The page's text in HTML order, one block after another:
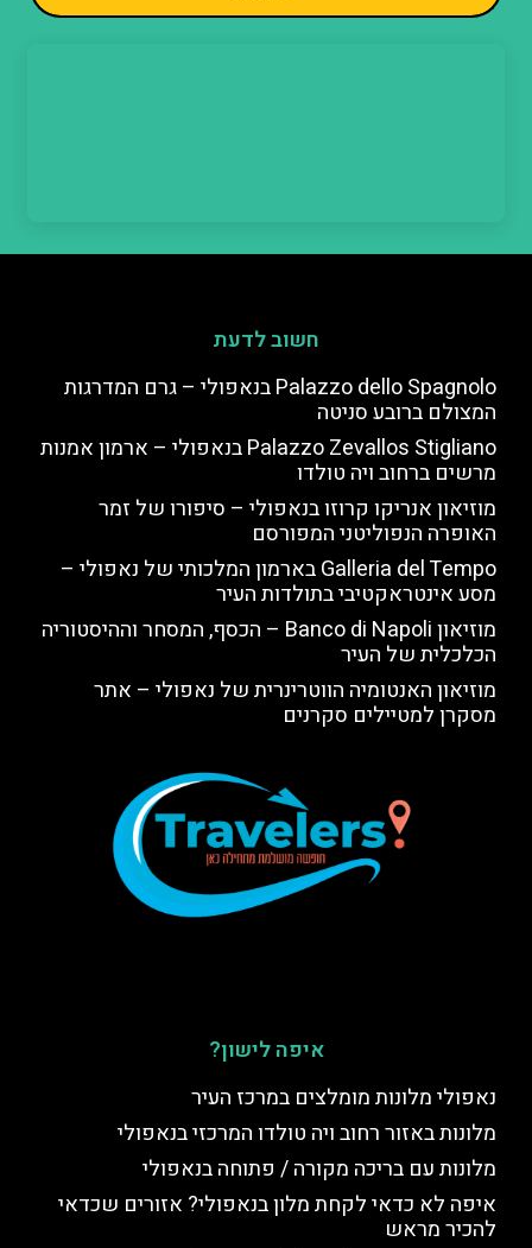
חשוב לדעת
Palazzo dello Spagnolo בנאפולי – גרם המדרגות
המצולם ברובע סניטה
Palazzo Zevallos Stigliano בנאפולי – ארמון אמנות
מרשים ברחוב ויה טולדו
מוזיאון אנריקו קרוזו בנאפולי – סיפורו של זמר
האופרה הנפוליטני המפורסם
Galleria del Tempo בארמון המלכותי של נאפולי –
מסע אינטראקטיבי בתולדות העיר
מוזיאון Banco di Napoli – הכסף, המסחר וההיסטוריה
הכלכלית של העיר
מוזיאון האנטומיה הווטרינרית של נאפולי – אתר
מסקרן למטיילים סקרנים
איפה לישון?
נאפולי מלונות מומלצים במרכז העיר
מלונות באזור רחוב ויה טולדו המרכזי בנאפולי
מלונות עם בריכה מקורה / פתוחה בנאפולי
איפה לא כדאי לקחת מלון בנאפולי? אזורים שכדאי
להכיר מראש